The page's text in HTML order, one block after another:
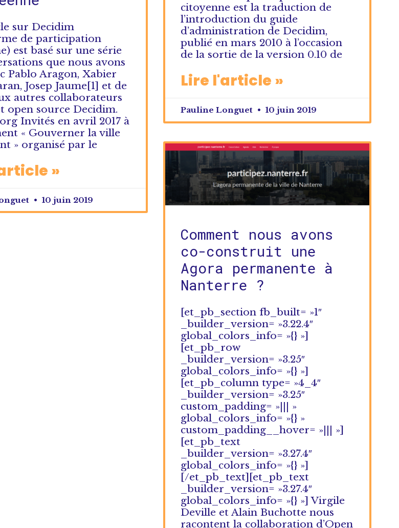
citoyenne est la traduction de
l’introduction du guide
d’administration de Decidim,
publié en mars 2010 à l’occasion
de la sortie de la version 0.10 de
Lire l'article »
Pauline Longuet 10 juin 2019
sur Decidim
de participation
est basé sur une série
que nous avons
Pablo Aragon, Xabier
Josep Jaume[1] et de
autres collaborateurs
open source Decidim.
Invités en avril 2017 à
« Gouverner la ville
» organisé par le
»
10 juin 2019
Comment nous avons
co-construit une
Agora permanente à
Nanterre ?
[et_pb_section fb_built= »1″
_builder_version= »3.22.4″
global_colors_info= »{} »]
[et_pb_row
_builder_version= »3.25″
global_colors_info= »{} »]
[et_pb_column type= »4_4″
_builder_version= »3.25″
custom_padding= »||| »
global_colors_info= »{} »
custom_padding__hover= »||| »]
[et_pb_text
_builder_version= »3.27.4″
global_colors_info= »{} »]
[/et_pb_text][et_pb_text
_builder_version= »3.27.4″
global_colors_info= »{} »] Virgile
Deville et Alain Buchotte nous
racontent la collaboration d’Open